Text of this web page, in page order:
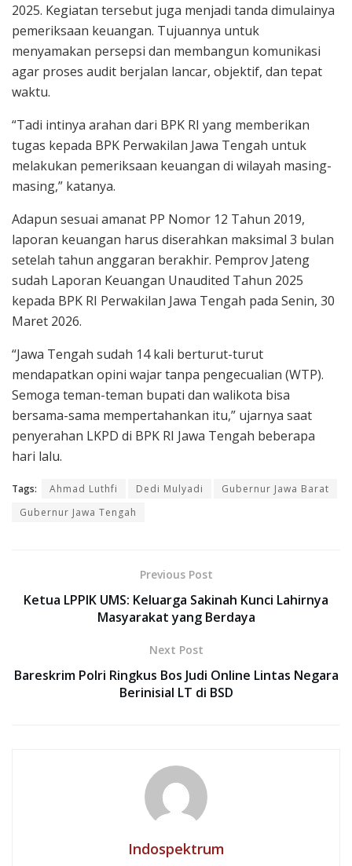
2025. Kegiatan tersebut juga menjadi tanda dimulainya
pemeriksaan keuangan. Tujuannya untuk
menyamakan persepsi dan membangun komunikasi
agar proses audit berjalan lancar, objektif, dan tepat
waktu.
“Tadi intinya arahan dari BPK RI yang memberikan
tugas kepada BPK Perwakilan Jawa Tengah untuk
melakukan pemeriksaan keuangan di wilayah masing-
masing,” katanya.
Adapun sesuai amanat PP Nomor 12 Tahun 2019,
laporan keuangan harus diserahkan maksimal 3 bulan
setelah tahun anggaran berakhir. Pemprov Jateng
sudah Laporan Keuangan Unaudited Tahun 2025
kepada BPK RI Perwakilan Jawa Tengah pada Senin, 30
Maret 2026.
“Jawa Tengah sudah 14 kali berturut-turut
mendapatkan opini wajar tanpa pengecualian (WTP).
Semoga teman-teman bupati dan walikota bisa
bersama-sama mempertahankan itu,” ujarnya saat
penyerahan LKPD di BPK RI Jawa Tengah beberapa
hari lalu.
Tags: Ahmad Luthfi Dedi Mulyadi
Gubernur Jawa Barat
Gubernur Jawa Tengah
Previous Post
Ketua LPPIK UMS: Keluarga Sakinah Kunci Lahirnya
Masyarakat yang Berdaya
Next Post
Bareskrim Polri Ringkus Bos Judi Online Lintas Negara
Berinisial LT di BSD
Indospektrum